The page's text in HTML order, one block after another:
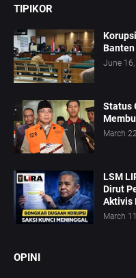
TIPIKOR
June
Status
March
LSM
Dirut
Aktivis
March
OPINI